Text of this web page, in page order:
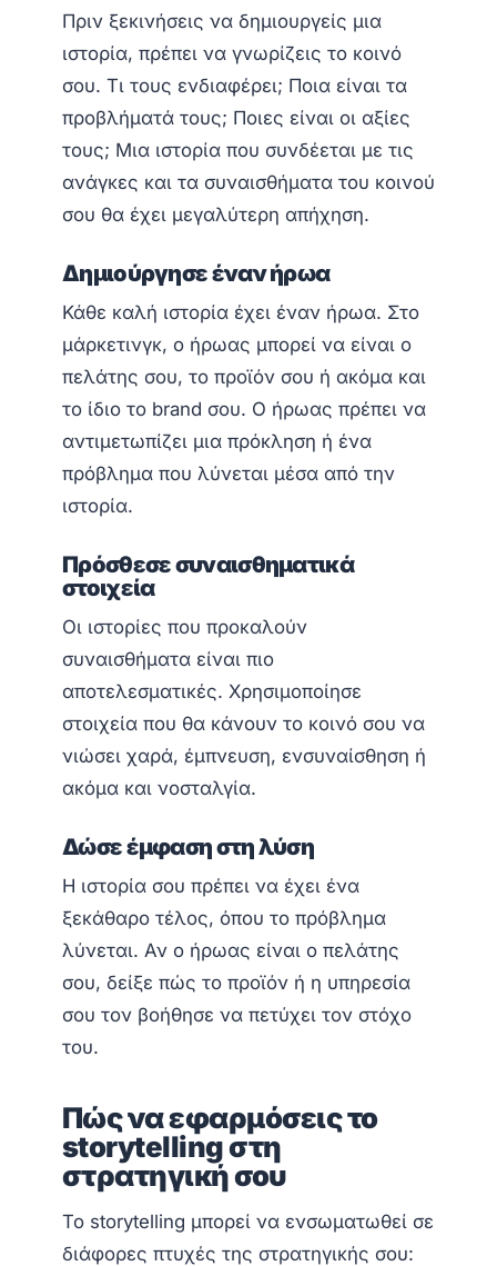
Πριν ξεκινήσεις να δημιουργείς μια
ιστορία, πρέπει να γνωρίζεις το κοινό
σου. Τι τους ενδιαφέρει; Ποια είναι τα
προβλήματά τους; Ποιες είναι οι αξίες
τους; Μια ιστορία που συνδέεται με τις
ανάγκες και τα συναισθήματα του κοινού
σου θα έχει μεγαλύτερη απήχηση.
Δημιούργησε έναν ήρωα
Κάθε καλή ιστορία έχει έναν ήρωα. Στο
μάρκετινγκ, ο ήρωας μπορεί να είναι ο
πελάτης σου, το προϊόν σου ή ακόμα και
το ίδιο το brand σου. Ο ήρωας πρέπει να
αντιμετωπίζει μια πρόκληση ή ένα
πρόβλημα που λύνεται μέσα από την
ιστορία.
Πρόσθεσε συναισθηματικά
στοιχεία
Οι ιστορίες που προκαλούν
συναισθήματα είναι πιο
αποτελεσματικές. Χρησιμοποίησε
στοιχεία που θα κάνουν το κοινό σου να
νιώσει χαρά, έμπνευση, ενσυναίσθηση ή
ακόμα και νοσταλγία.
Δώσε έμφαση στη λύση
Η ιστορία σου πρέπει να έχει ένα
ξεκάθαρο τέλος, όπου το πρόβλημα
λύνεται. Αν ο ήρωας είναι ο πελάτης
σου, δείξε πώς το προϊόν ή η υπηρεσία
σου τον βοήθησε να πετύχει τον στόχο
του.
Πώς να εφαρμόσεις το
storytelling στη
στρατηγική σου
Το storytelling μπορεί να ενσωματωθεί σε
διάφορες πτυχές της στρατηγικής σου: